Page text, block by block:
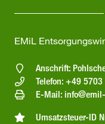
EMiL
Anschrift:
Telefon: +49
E-Mail:
Umsatzsteuer-ID